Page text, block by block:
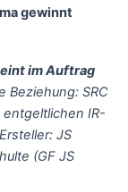
gewinnt
im Auftrag
Beziehung: SRC
IR-
JS
(GF JS